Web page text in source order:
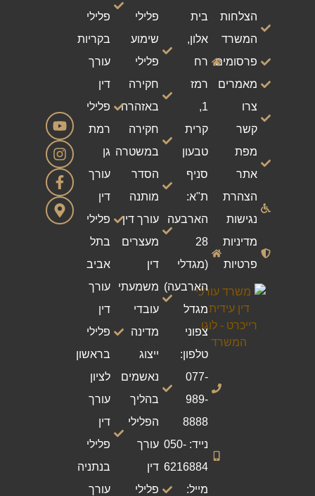
הצלחות
המשרד
פרסומים
מאמרים
צרו
קשר
מפת
אתר
הצהרת
נגישות
מדיניות
פרטיות
בית
אלון,
רח
רמז
1,
קרית
טבעון
סניף
ת"א:
הארבעה
28
(מגדלי
הארבעה)
מגדל
צפוני
טלפון:
077-
989-
8888
נייד: 050-
6216884
מייל:
פלילי
שימוע
פלילי
חקירה
באזהרה
חקירה
במשטרה
הסדר
מותנה
עורך דין
מעצרים
דין
משמעתי
עובדי
מדינה
ייצוג
נאשמים
בהליך
הפלילי
עורך
דין
פלילי
פלילי
בקריות
עורך
דין
פלילי
רמת
גן
עורך
דין
פלילי
בתל
אביב
עורך
דין
פלילי
בראשון
לציון
עורך
דין
פלילי
בנתניה
עורך